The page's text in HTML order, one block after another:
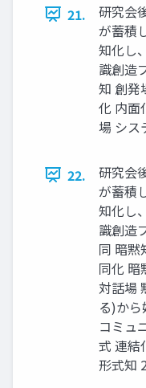
21.
研究会
が蓄積
知化し
識創造
知 創発
化 内面
場 シス
22.
研究会
が蓄積
知化し
識創造
同 暗黙
同化 暗
対話場
る)から
コミュ
式 連結
形式知